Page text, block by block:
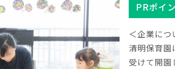
PRポイ
＜企業につ
清明保育園
受けて開園